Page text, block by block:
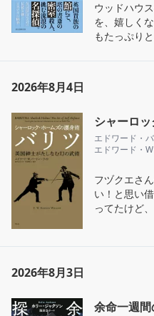
ウッドハウ
を、嬉しく
もたっぷり
2026年8月4日
シャーロ
エドワード・
エドワード・
フヅクエさ
い！と思い
ってたけど
2026年8月3日
余命一週